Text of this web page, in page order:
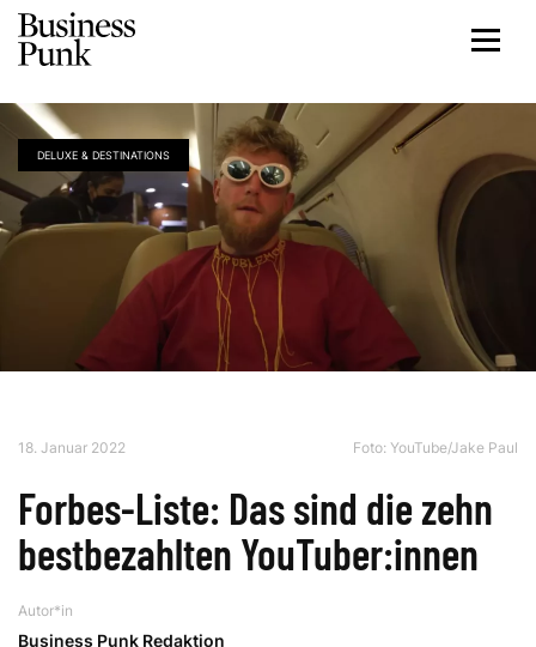
DELUXE & DESTINATIONS
18. Januar 2022 Foto: YouTube/Jake Paul
Forbes-Liste: Das sind die zehn
bestbezahlten YouTuber:innen
Autor*in
Business Punk Redaktion